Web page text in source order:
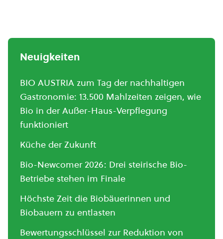
Neuigkeiten
BIO AUSTRIA zum Tag der nachhaltigen
Gastronomie: 13.500 Mahlzeiten zeigen, wie
Bio in der Außer-Haus-Verpflegung
funktioniert
Küche der Zukunft
Bio-Newcomer 2026: Drei steirische Bio-
Betriebe stehen im Finale
Höchste Zeit die Biobäuerinnen und
Biobauern zu entlasten
Bewertungsschlüssel zur Reduktion von